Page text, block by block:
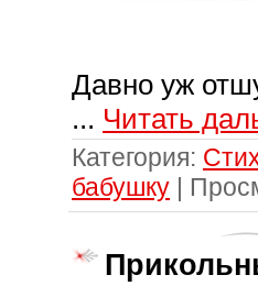
Давно уж
... Читать
Категория:
бабушку |